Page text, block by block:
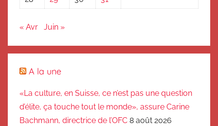
« Avr Juin »
A la une
«La culture, en Suisse, ce n’est pas une question
d’élite, ça touche tout le monde», assure Carine
Bachmann, directrice de l’OFC 8 août 2026